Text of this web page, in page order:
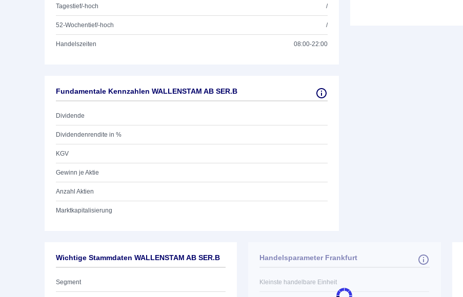
Tagestief/-hoch /
52-Wochentief/-hoch /
Handelszeiten 08:00-22:00
Fundamentale Kennzahlen WALLENSTAM AB SER.B
Dividende
Dividendenrendite in %
KGV
Gewinn je Aktie
Anzahl Aktien
Marktkapitalisierung
Wichtige Stammdaten WALLENSTAM AB SER.B
Segment
Handelsparameter Frankfurt
Kleinste handelbare Einheit